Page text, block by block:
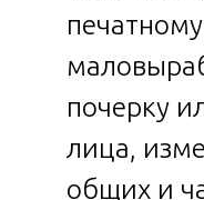
почерку
лица,
общих и